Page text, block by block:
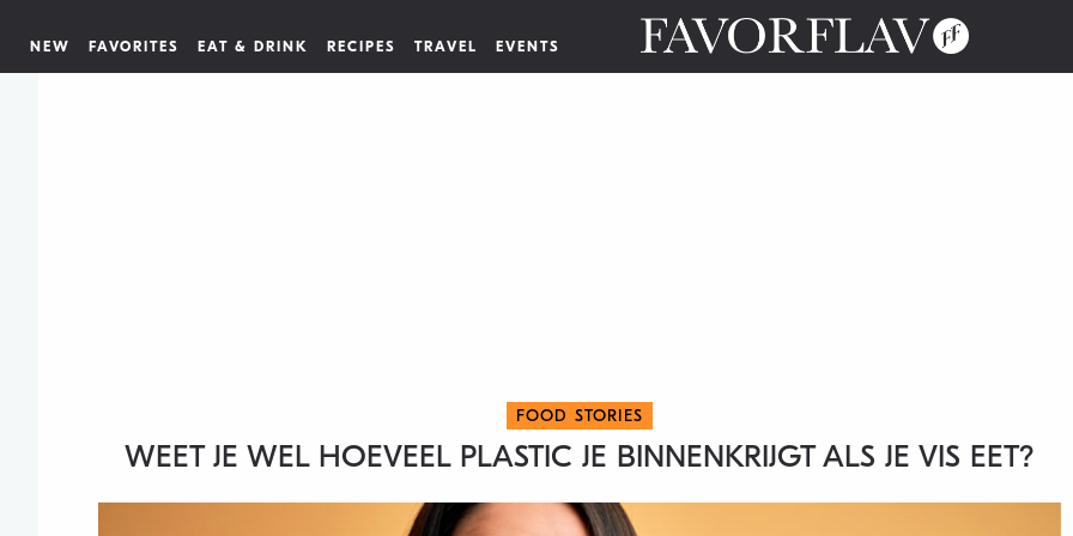
NEW FAVORITES EAT & DRINK RECIPES TRAVEL EVENTS
FOOD STORIES
WEET JE WEL HOEVEEL PLASTIC JE BINNENKRIJGT ALS JE VIS EET?